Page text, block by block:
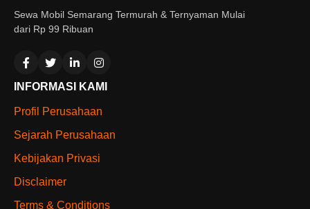
Sewa Mobil Semarang Termurah & Ternyaman Mulai
dari Rp 99 Ribuan
INFORMASI KAMI
Profil Perusahaan
Sejarah Perusahaan
Kebijakan Privasi
Disclaimer
Terms & Conditions